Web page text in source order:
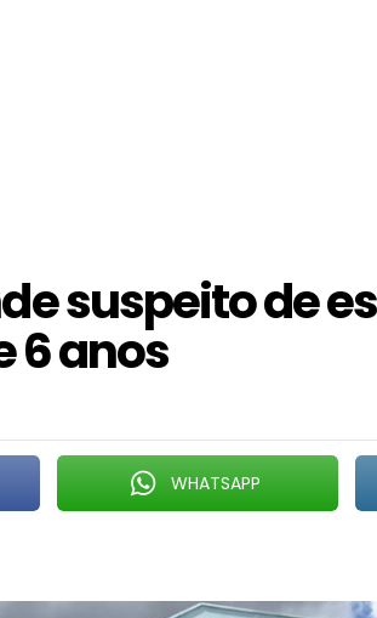
suspeito de
6 anos
WHATSAPP